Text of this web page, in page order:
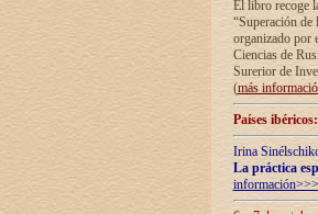
El libro recoge
“Superación
organizado por
Ciencias de
Surerior de
(más
Países
Irina
La práctica
información>>>